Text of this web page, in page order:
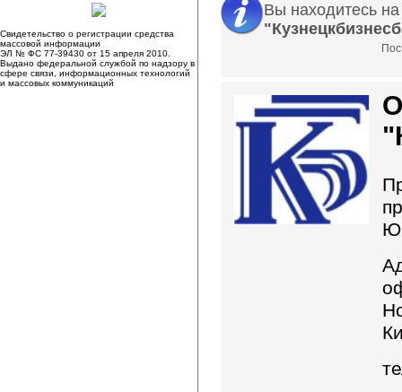
Свидетельство о регистрации средства
массовой информации
ЭЛ № ФС 77-39430 от 15 апреля 2010.
Выдано федеральной службой по надзору в
сфере связи, информационных технологий
и массовых коммуникаций
Вы находитесь